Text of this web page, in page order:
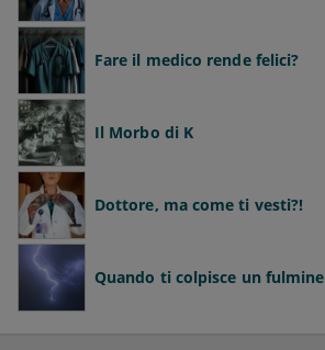
Fare il medico rende felici?
Il Morbo di K
Dottore, ma come ti vesti?!
Quando ti colpisce un fulmine